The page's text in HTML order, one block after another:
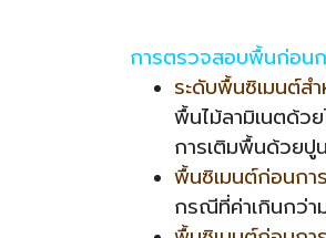
การตรวจสอบพื้นก่อน
ระดับพื้นซิเมนต์ส
พื้นไม้ลามิเนตด้ว
การเติมพื้นด้วยปู
พื้นซิเมนต์ก่อนก
กรณีที่ค่าเกินกว่า